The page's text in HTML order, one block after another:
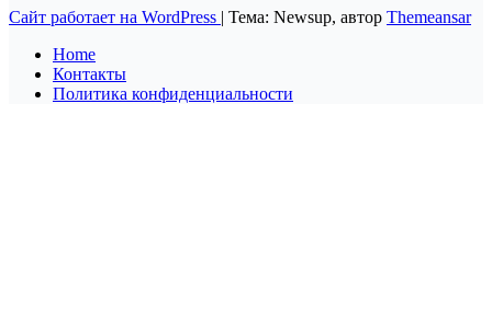
Сайт работает на WordPress | Тема: Newsup, автор Themeansar
Home
Контакты
Политика конфиденциальности